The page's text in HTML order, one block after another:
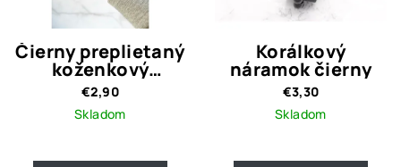
Čierny preplietaný
koženkový
náramok
€2,90
Skladom
Korálkový
náramok čierny
€3,30
Skladom